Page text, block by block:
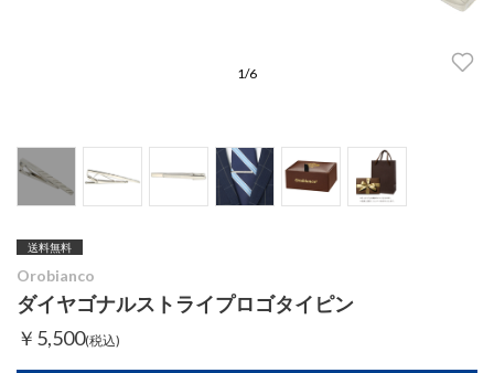
1/6
送料無料
Orobianco
ダイヤゴナルストライプロゴタイピン
￥5,500(税込)